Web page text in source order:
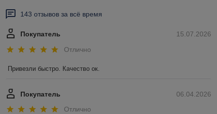
143 отзывов за всё время
15.07.2026
Покупатель
Отлично
Привезли быстро. Качество ок.
06.04.2026
Покупатель
Отлично